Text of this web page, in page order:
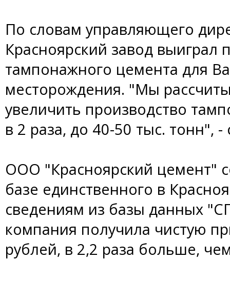
По словам управляющего
Красноярский завод выиграл
тампонажного цемента для
месторождения. "Мы
увеличить производство
в 2 раза, до 40-50 тыс. тонн",
ООО "Красноярский цемент"
базе единственного в
сведениям из базы данных
компания получила чистую
рублей, в 2,2 раза больше,